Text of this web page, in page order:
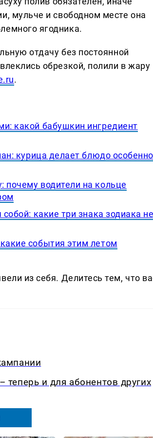
мульче и свободном месте она
ягодника.
отдачу без постоянной
обрезкой, полили в жару
.
какой бабушкин ингредиент
курица делает блюдо
водители на кольце
какие три знака зодиака
события этим летом
из себя. Делитеcь тем, что
теперь и для абонентов других